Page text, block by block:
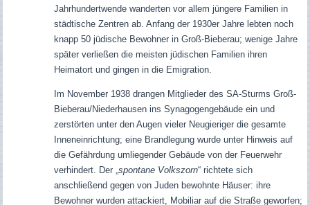
Jahrhundertwende wanderten vor allem jüngere Familien in
städtische Zentren ab. Anfang der 1930er Jahre lebten noch
knapp 50 jüdische Bewohner in Groß-Bieberau; wenige Jahre
später verließen die meisten jüdischen Familien ihren
Heimatort und gingen in die Emigration.
Im November 1938 drangen Mitglieder des SA-Sturms Groß-
Bieberau/Niederhausen ins Synagogengebäude ein und
zerstörten unter den Augen vieler Neugieriger die gesamte
Inneneinrichtung; eine Brandlegung wurde unter Hinweis auf
die Gefährdung umliegender Gebäude von der Feuerwehr
verhindert. Der „spontane Volkszorn“ richtete sich
anschließend gegen von Juden bewohnte Häuser: ihre
Bewohner wurden attackiert, Mobiliar auf die Straße geworfen;